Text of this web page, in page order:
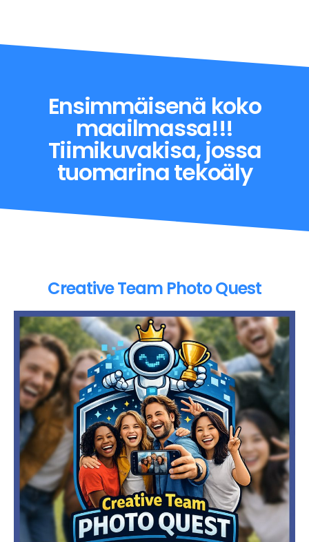
Ensimmäisenä koko
maailmassa!!!
Tiimikuvakisa, jossa
tuomarina tekoäly
Creative Team Photo Quest